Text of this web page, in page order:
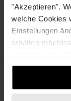
"Akzeptieren".
welche Cookies
Einstellungen
erhalten
widerrufen.
zu mehr Frauen
Frauen in der
offenstehen,
Ehegattensplitting.